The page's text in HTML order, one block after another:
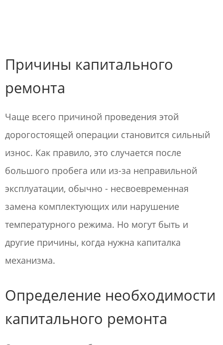
Причины капитального
ремонта
Чаще всего причиной проведения этой
дорогостоящей операции становится сильный
износ. Как правило, это случается после
большого пробега или из-за неправильной
эксплуатации, обычно - несвоевременная
замена комплектующих или нарушение
температурного режима. Но могут быть и
другие причины, когда нужна капиталка
механизма.
Определение необходимости
капитального ремонта